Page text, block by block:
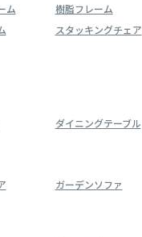
ム 樹脂フレーム
スタッキングチェア
ダイニングテーブル
ガーデンソファ